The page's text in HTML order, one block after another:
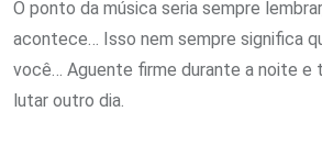
O ponto da música seria sempre
acontece… Isso nem sempre significa
você… Aguente firme durante a noite e
lutar outro dia.